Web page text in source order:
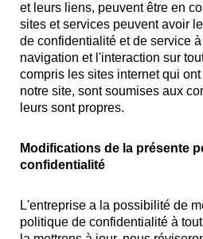
et leurs liens, peuvent être en
sites et services peuvent avoir
de confidentialité et de service
navigation et l'interaction sur
compris les sites internet qui
notre site, sont soumises aux
leurs sont propres.
Modifications de la présente
confidentialité
L'entreprise a la possibilité de
politique de confidentialité à